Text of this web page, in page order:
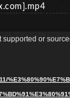
supported or